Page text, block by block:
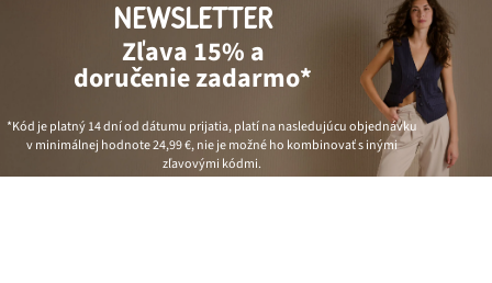
NEWSLETTER
Zľava 15% a
doručenie zadarmo*
*Kód je platný 14 dní od dátumu prijatia, platí na nasledujúcu objednávku
v minimálnej hodnote24,99 €, nie je možné ho kombinovať s inými
zľavovými kódmi.